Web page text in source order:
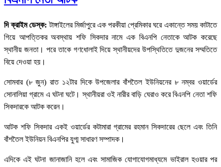
দি ক্রাইম ডেস্ক: টাঙ্গাইলের মির্জাপুরে এক পরকীয়া প্রেমিকার ঘরে একান্তে সময় কাটাতে
গিয়ে আপত্তিকর অবস্থায় শফি সিকদার নামে এক বিএনপি নেতাকে আটক করেছে
স্থানীয় জনতা। পরে তাকে গণধোলাই দিয়ে স্থানীয়দের উপস্থিতিতে দুজনের সম্মতিতে
বিয়ে দেওয়া হয়।
সোমবার (৮ জুন) রাত ১২টার দিকে উপজেলার বাঁশতৈল ইউনিয়নের ৮ নম্বর ওয়ার্ডের
সোনালিয়া গ্রামে এ ঘটনা ঘটে। স্থানীয়রা ওই নারীর বাড়ি ঘেরাও করে বিএনপি নেতা শফি
সিকদারকে আটক করেন।
আটক শফি সিকদার একই ওয়ার্ডের কটামারা গ্রামের রহমান সিকদারের ছেলে এবং তিনি
বাঁশতৈল ইউনিয়ন বিএনপির যুগ্ম সাধারণ সম্পাদক।
এদিকে এই ঘটনা জানাজানি হলে এবং সামাজিক যোগাযোগমাধ্যমে ভাইরাল হওয়ার পর